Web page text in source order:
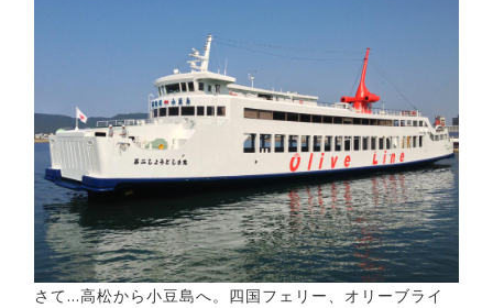
さて…高松から小豆島へ。四国フェリー、オリーブライ